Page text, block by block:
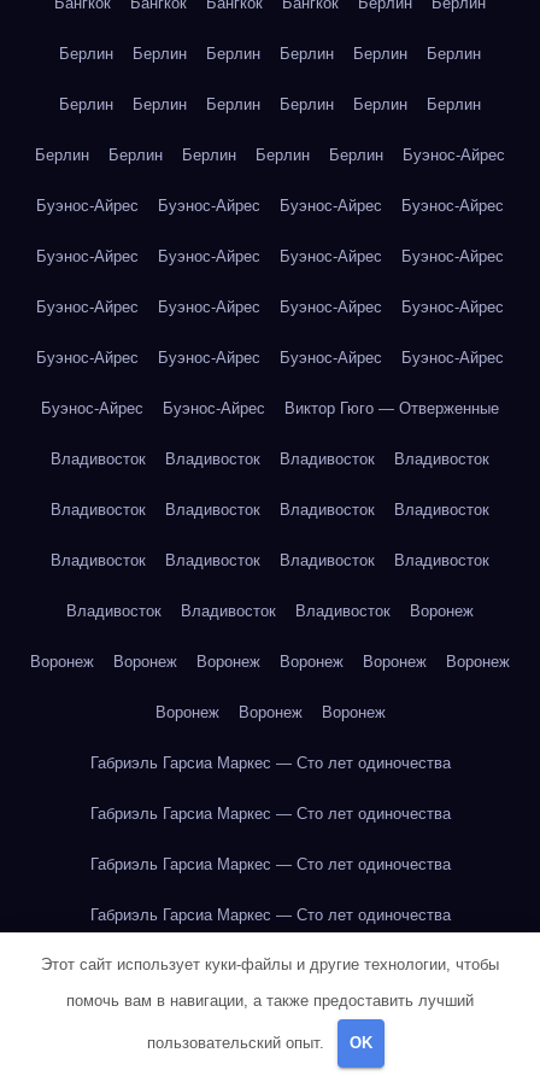
Берлин Берлин Берлин Берлин Берлин Берлин
Берлин Берлин Берлин Берлин Берлин Берлин
Берлин Берлин Берлин Берлин Берлин Буэнос-Айрес
Буэнос-Айрес Буэнос-Айрес Буэнос-Айрес Буэнос-Айрес
Буэнос-Айрес Буэнос-Айрес Буэнос-Айрес Буэнос-Айрес
Буэнос-Айрес Буэнос-Айрес Буэнос-Айрес Буэнос-Айрес
Буэнос-Айрес Буэнос-Айрес Буэнос-Айрес Буэнос-Айрес
Буэнос-Айрес Буэнос-Айрес Виктор Гюго — Отверженные
Владивосток Владивосток Владивосток Владивосток
Владивосток Владивосток Владивосток Владивосток
Владивосток Владивосток Владивосток Владивосток
Владивосток Владивосток Владивосток Воронеж
Воронеж Воронеж Воронеж Воронеж Воронеж Воронеж
Воронеж Воронеж Воронеж
Габриэль Гарсиа Маркес — Сто лет одиночества
Габриэль Гарсиа Маркес — Сто лет одиночества
Габриэль Гарсиа Маркес — Сто лет одиночества
Габриэль Гарсиа Маркес — Сто лет одиночества
Габриэль Гарсиа Маркес — Сто лет одиночества
Габриэль Гарсиа Маркес — Сто лет одиночества
Габриэль Гарсиа Маркес — Сто лет одиночества
Этот сайт использует куки-файлы и другие технологии, чтобы
помочь вам в навигации, а также предоставить лучший
пользовательский опыт. OK